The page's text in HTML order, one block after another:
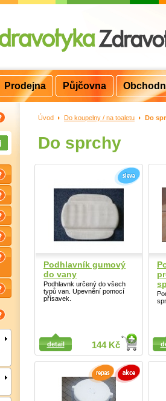
Úvod > Do koupelny / na toaletu > Do
Do sprchy
Podhlavník gumový
do vany
Podhlavnk určený do všech
typů van. Upevnění pomocí
přísavek.
144 Kč
detail
Detail
Prodejna Půjčovna